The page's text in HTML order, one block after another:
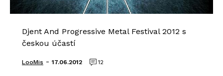
Djent And Progressive Metal Festival 2012 s
českou účastí
LooMis - 17.06.2012 12